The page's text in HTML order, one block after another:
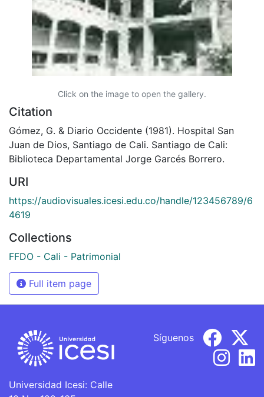
Click on the image to open the gallery.
Citation
Gómez, G. & Diario Occidente (1981). Hospital San
Juan de Dios, Santiago de Cali. Santiago de Cali:
Biblioteca Departamental Jorge Garcés Borrero.
URI
https://audiovisuales.icesi.edu.co/handle/123456789/6
4619
Collections
FFDO - Cali - Patrimonial
Full item page
Universidad Icesi: Calle
Síguenos